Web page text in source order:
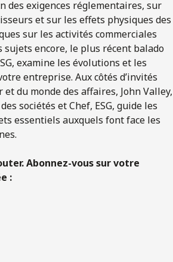
des exigences réglementaires, sur
et sur les effets physiques des
sur les activités commerciales
sujets encore, le plus récent balado
examine les évolutions et les
entreprise. Aux côtés d’invités
et du monde des affaires, John Valley,
sociétés et Chef, ESG, guide les
essentiels auxquels font face les
Abonnez-vous sur votre
: